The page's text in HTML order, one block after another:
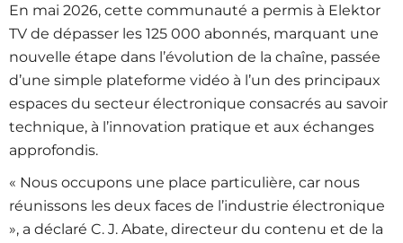
En mai 2026, cette communauté a permis à Elektor
TV de dépasser les 125 000 abonnés, marquant une
nouvelle étape dans l’évolution de la chaîne, passée
d’une simple plateforme vidéo à l’un des principaux
espaces du secteur électronique consacrés au savoir
technique, à l’innovation pratique et aux échanges
approfondis.
« Nous occupons une place particulière, car nous
réunissons les deux faces de l’industrie électronique
», a déclaré C. J. Abate, directeur du contenu et de la